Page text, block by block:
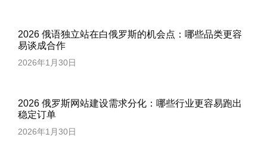
2026 俄语独立站在白俄罗斯的机会点：哪些品类更容
易谈成合作
2026年1月30日
2026 俄罗斯网站建设需求分化：哪些行业更容易跑出
稳定订单
2026年1月30日